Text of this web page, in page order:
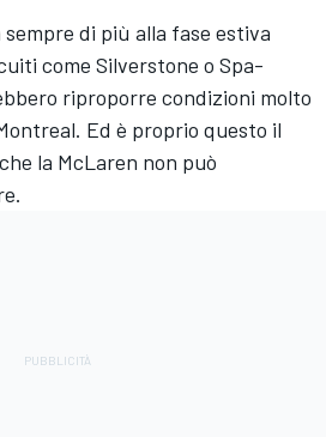
di più alla fase estiva
come Silverstone o Spa-
riproporre condizioni molto
Ed è proprio questo il
la McLaren non può